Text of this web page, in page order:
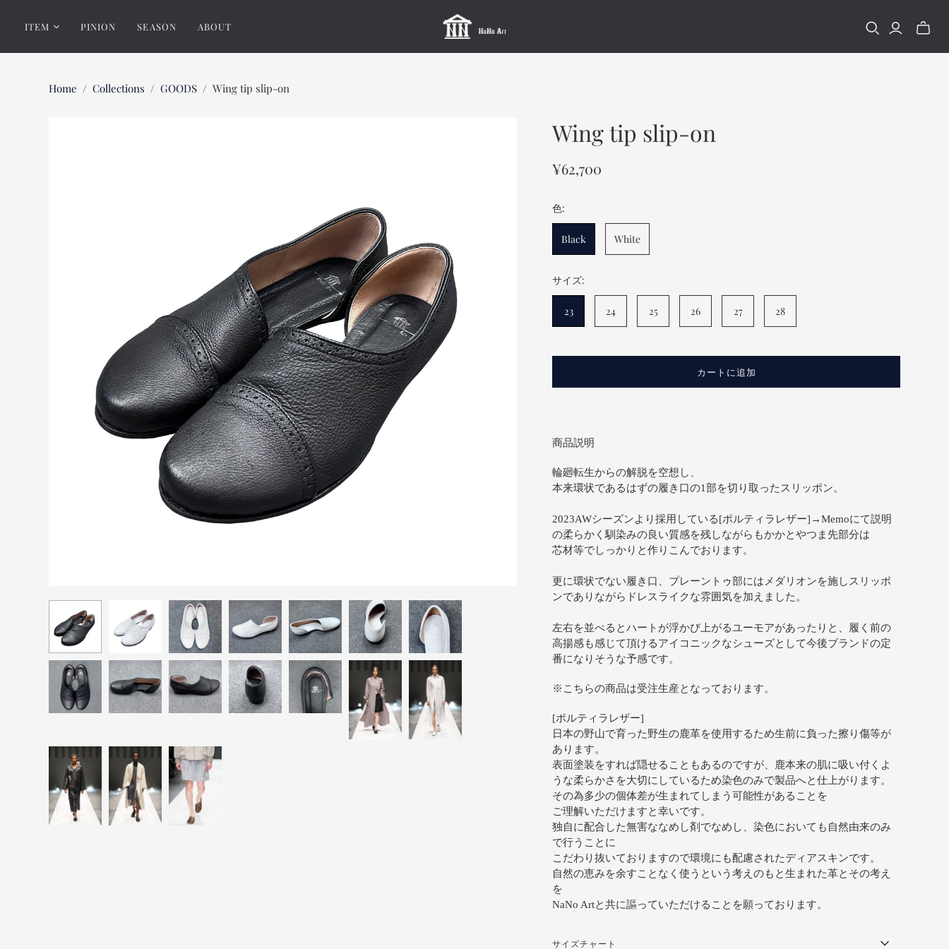
ITEM PINION SEASON ABOUT
ミ
Home / Collections / GOODS / Wing tip slip-on
Wing tip slip-on
¥62,700
色:
Black White
サイズ:
23 24 25 26 27 28
カートに追加
商品説明
輪廻転生からの解脱を空想し、
本来環状であるはずの履き口の1部を切り取ったスリッポン。
2023AWシーズンより採用している[ポルティラレザー]→Memoにて説明
の柔らかく馴染みの良い質感を残しながらもかかとやつま先部分は
芯材等でしっかりと作りこんでおります。
更に環状でない履き口、プレーントゥ部にはメダリオンを施しスリッポ
ンでありながらドレスライクな雰囲気を加えました。
左右を並べるとハートが浮かび上がるユーモアがあったりと、履く前の
高揚感も感じて頂けるアイコニックなシューズとして今後ブランドの定
番になりそうな予感です。
※こちらの商品は受注生産となっております。
[ポルティラレザー]
日本の野山で育った野生の鹿革を使用するため生前に負った擦り傷等が
あります。
表面塗装をすれば隠せることもあるのですが、鹿本来の肌に吸い付くよ
うな柔らかさを大切にしているため染色のみで製品へと仕上がります。
その為多少の個体差が生まれてしまう可能性があることを
ご理解いただけますと幸いです。
独自に配合した無害ななめし剤でなめし、染色においても自然由来のみ
で行うことに
こだわり抜いておりますので環境にも配慮されたディアスキンです。
自然の恵みを余すことなく使うという考えのもと生まれた革とその考え
を
NaNo Artと共に謳っていただけることを願っております。
サイズチャート